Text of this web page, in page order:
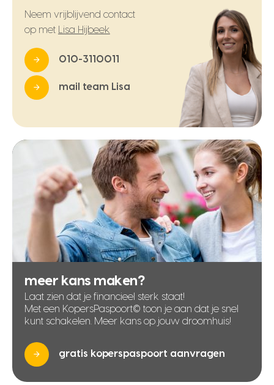
Neem vrijblijvend contact
op met
Lisa Hijbeek
010-3110011
mail team Lisa
meer kans maken?
Laat zien dat je financieel sterk staat!
Met een KopersPaspoort© toon je aan dat je snel
kunt schakelen. Meer kans op jouw droomhuis!
gratis koperspaspoort aanvragen